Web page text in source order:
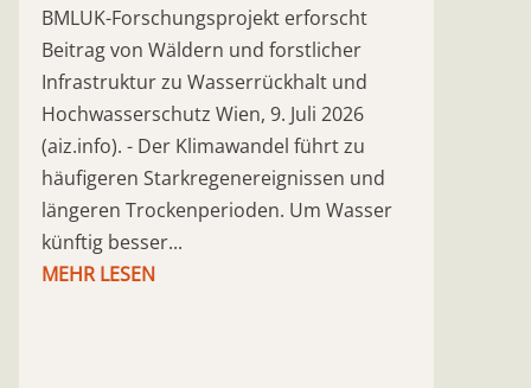
BMLUK-Forschungsprojekt erforscht
Beitrag von Wäldern und forstlicher
Infrastruktur zu Wasserrückhalt und
Hochwasserschutz Wien, 9. Juli 2026
(aiz.info). - Der Klimawandel führt zu
häufigeren Starkregenereignissen und
längeren Trockenperioden. Um Wasser
künftig besser...
MEHR LESEN